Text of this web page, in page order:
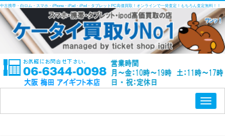
中古携帯・白ロム・スマホ・iPhone・iPad・iPod・タブレットPC高価買取！オンラインで一発査定！もちろん査定無料！！